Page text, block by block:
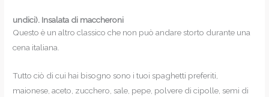
undici). Insalata di maccheroni
Questo è un altro classico che non può andare storto durante una
cena italiana.
Tutto ciò di cui hai bisogno sono i tuoi spaghetti preferiti,
maionese, aceto, zucchero, sale, pepe, polvere di cipolle, semi di